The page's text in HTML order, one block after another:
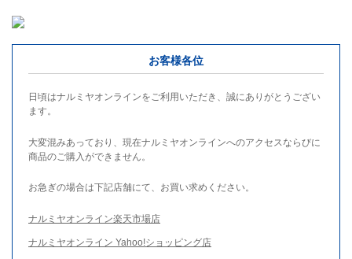
お客様各位
日頃はナルミヤオンラインをご利用いただき、誠にありがとうござい
ます。
大変混みあっており、現在ナルミヤオンラインへのアクセスならびに
商品のご購入ができません。
お急ぎの場合は下記店舗にて、お買い求めください。
ナルミヤオンライン楽天市場店
ナルミヤオンライン Yahoo!ショッピング店